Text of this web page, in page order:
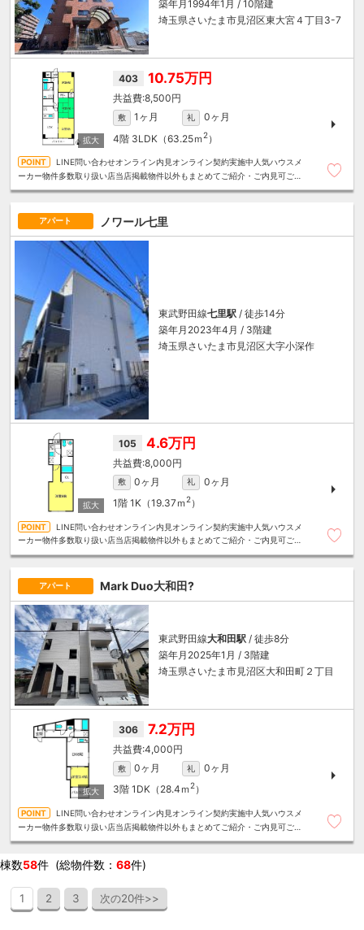
築年月1994年1月 / 10階建
埼玉県さいたま市見沼区東大宮４丁目3-7
403 10.75万円
8,500円
敷 1ヶ月 礼
0ヶ月
4階 3LDK（63.25ｍ 2）
LINE問い合わせオンライン内見オンライン契約実施中人気ハウスメ
ーカー物件多数取り扱い店当店掲載物件以外もまとめてご紹介・ご内見可ご予
アパート ノワール七里
東武野田線七里駅 / 徒歩14分
築年月2023年4月 / 3階建
埼玉県さいたま市見沼区大字小深作
105 4.6万円
8,000円
敷 0ヶ月 礼
0ヶ月
1階 1K（19.37ｍ 2）
LINE問い合わせオンライン内見オンライン契約実施中人気ハウスメ
ーカー物件多数取り扱い店当店掲載物件以外もまとめてご紹介・ご内見可ご予
アパート Mark Duo大和田?
東武野田線大和田駅 / 徒歩8分
築年月2025年1月 / 3階建
埼玉県さいたま市見沼区大和田町２丁目
306 7.2万円
4,000円
敷 0ヶ月 礼
0ヶ月
3階 1DK（28.4ｍ 2）
LINE問い合わせオンライン内見オンライン契約実施中人気ハウスメ
ーカー物件多数取り扱い店当店掲載物件以外もまとめてご紹介・ご内見可ご予
棟数58件 (総物件数： 68件)
1 2 3 次の20件>>